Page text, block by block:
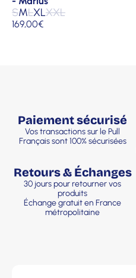
SMLXLXXL
169,00€
Paiement sécurisé
Vos transactions sur le Pull
Français sont 100% sécurisées
Retours & Échanges
30 jours pour retourner vos
produits
Échange gratuit en France
métropolitaine